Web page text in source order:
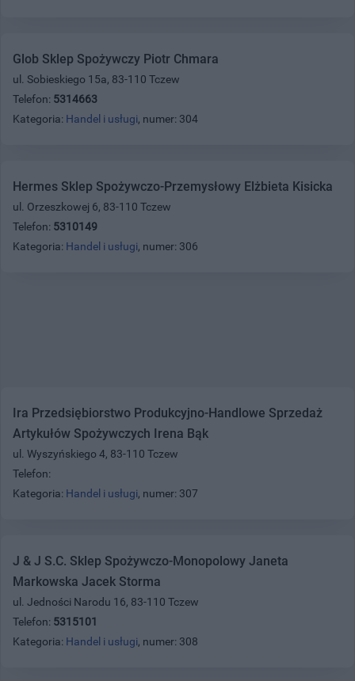
Glob Sklep Spożywczy Piotr Chmara
ul. Sobieskiego 15a, 83-110 Tczew
Telefon: 5314663
Kategoria: Handel i usługi, numer: 304
Hermes Sklep Spożywczo-Przemysłowy Elżbieta Kisicka
ul. Orzeszkowej 6, 83-110 Tczew
Telefon: 5310149
Kategoria: Handel i usługi, numer: 306
Ira Przedsiębiorstwo Produkcyjno-Handlowe Sprzedaż
Artykułów Spożywczych Irena Bąk
ul. Wyszyńskiego 4, 83-110 Tczew
Telefon:
Kategoria: Handel i usługi, numer: 307
J & J S.C. Sklep Spożywczo-Monopolowy Janeta
Markowska Jacek Storma
ul. Jedności Narodu 16, 83-110 Tczew
Telefon: 5315101
Kategoria: Handel i usługi, numer: 308